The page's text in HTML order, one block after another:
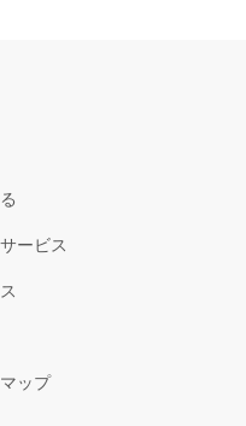
ービス
ップ